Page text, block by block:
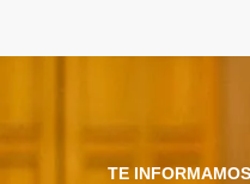
TE INFORMAMOS